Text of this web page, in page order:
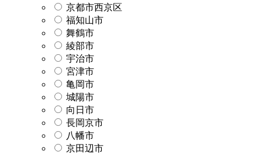
京都市西京区
福知山市
舞鶴市
綾部市
宇治市
宮津市
亀岡市
城陽市
向日市
長岡京市
八幡市
京田辺市